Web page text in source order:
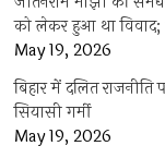
को लेकर हुआ था
May 19, 2026
बिहार में दलित
सियासी गर्मी
May 19, 2026